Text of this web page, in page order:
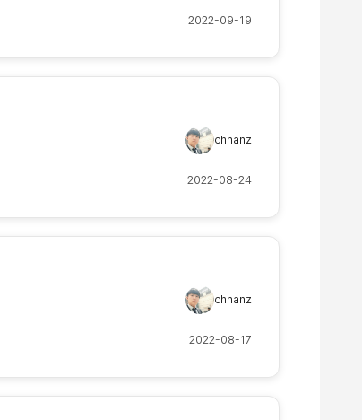
2022-09-19
chhanz
2022-08-24
chhanz
2022-08-17